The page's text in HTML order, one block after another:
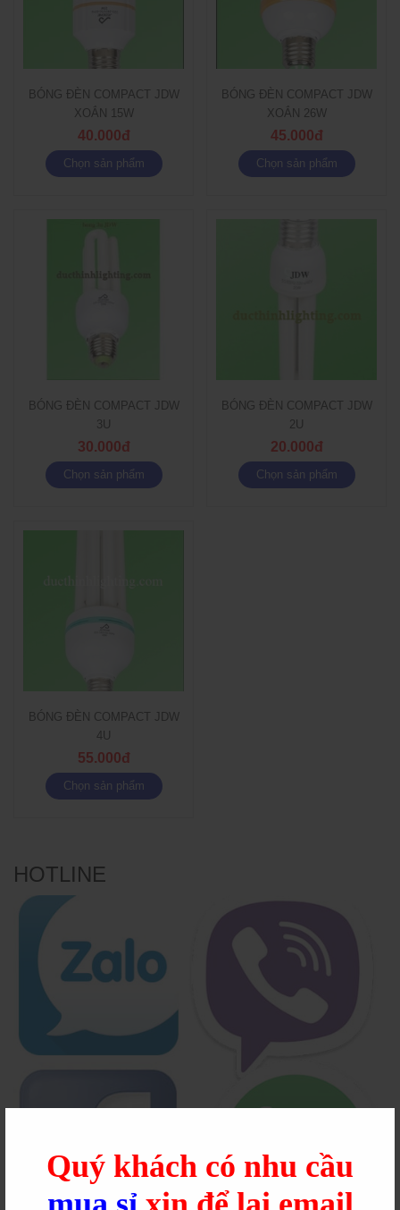
BÓNG ĐÈN COMPACT JDW
XOẮN 15W
40.000đ
Chọn sản phẩm
BÓNG ĐÈN COMPACT JDW
XOẮN 26W
45.000đ
Chọn sản phẩm
BÓNG ĐÈN COMPACT JDW
3U
30.000đ
Chọn sản phẩm
BÓNG ĐÈN COMPACT JDW
2U
20.000đ
Chọn sản phẩm
BÓNG ĐÈN COMPACT JDW
4U
55.000đ
Chọn sản phẩm
HOTLINE
Quý khách có nhu cầu